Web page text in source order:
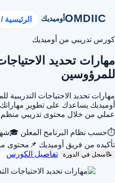
OMDIICأوميديك
كورس تدريبي من أوميديك
مهارات تحديد
للمرؤوسين
مهارات تحديد الاحتياجات التدريبية
أوميديك يساعدك على تطوير
عملي من خلال محتوى تدريبي
⏱حسب نظام البرنامج المعلن 🎓
تأكيده من فريق أوميديك 📌 محتوى
📝 سجل في الدورة تفاصيل الكورس